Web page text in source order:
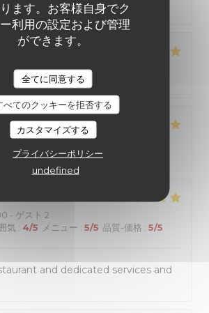
ます。お客様自身でク
利用の設定および管理
ができます。
全てに同意する
べてのクッキーを拒否する
カスタマイズする
プライバシーポリシー
undefined
un prix raisonnable.
- ゲスト 2
5/5 メニュー:5
- ゲスト 2
気:5/5 メニュー : 5/5 品質-価格
- ゲスト 2
気 : 4/5 メニュー : 5/5 品質-価格 : 5/5
and dedicated services and